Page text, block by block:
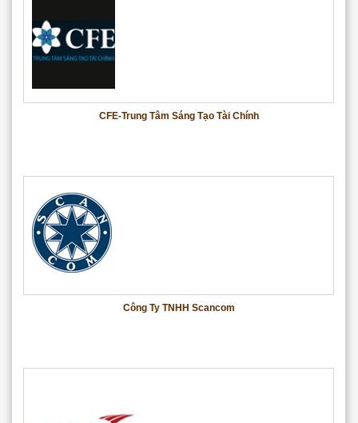
CFE-Trung Tâm Sáng Tạo Tài Chính
Công Ty TNHH Scancom